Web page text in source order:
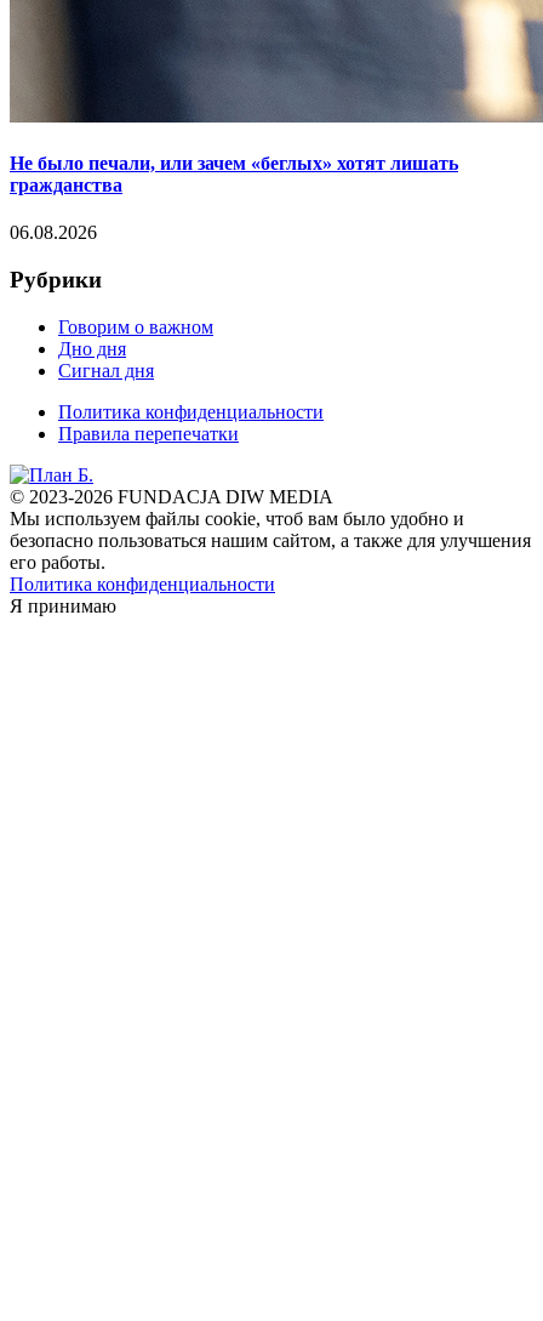
Не было печали, или зачем «беглых» хотят лишать
гражданства
06.08.2026
Рубрики
Говорим о важном
Дно дня
Сигнал дня
Политика конфиденциальности
Правила перепечатки
© 2023-2026 FUNDACJA DIW MEDIA
Мы используем файлы cookie, чтоб вам было удобно и
безопасно пользоваться нашим сайтом, а также для улучшения
его работы.
Политика конфиденциальности
Я принимаю